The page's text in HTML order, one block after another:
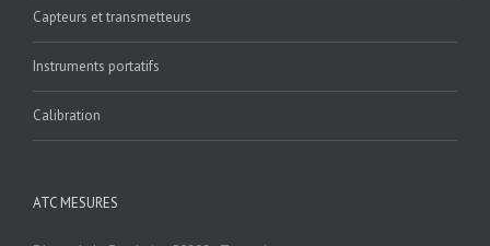
Capteurs et transmetteurs
Instruments portatifs
Calibration
ATC MESURES